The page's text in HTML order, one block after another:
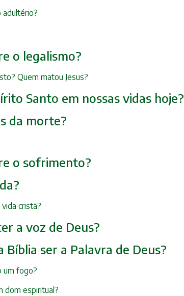
adultério?
o legalismo?
Quem matou Jesus?
Santo em nossas vidas hoje?
da morte?
o sofrimento?
cristã?
a voz de Deus?
Bíblia ser a Palavra de Deus?
um fogo?
dom espiritual?